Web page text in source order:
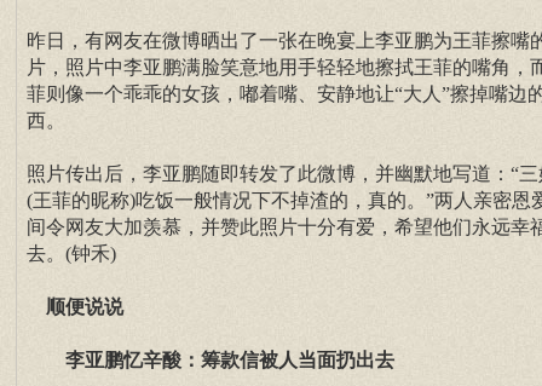
昨日，有网友在微博晒出了一张在晚宴上李亚鹏为王菲擦嘴
片，照片中李亚鹏满脸笑意地用手轻轻地擦拭王菲的嘴角，
菲则像一个乖乖的女孩，嘟着嘴、安静地让“大人”擦掉嘴边
西。
照片传出后，李亚鹏随即转发了此微博，并幽默地写道：“三
(王菲的昵称)吃饭一般情况下不掉渣的，真的。”两人亲密恩
间令网友大加羡慕，并赞此照片十分有爱，希望他们永远幸
去。(钟禾)
顺便说说
李亚鹏忆辛酸：筹款信被人当面扔出去